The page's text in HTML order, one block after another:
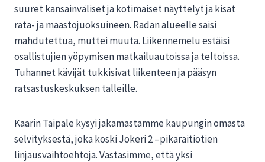
suuret kansainväliset ja kotimaiset näyttelyt ja kisat
rata- ja maastojuoksuineen. Radan alueelle saisi
mahdutettua, muttei muuta. Liikennemelu estäisi
osallistujien yöpymisen matkailuautoissa ja teltoissa.
Tuhannet kävijät tukkisivat liikenteen ja pääsyn
ratsastuskeskuksen talleille.
Kaarin Taipale kysyi jakamastamme kaupungin omasta
selvityksestä, joka koski Jokeri 2 –pikaraitiotien
linjausvaihtoehtoja. Vastasimme, että yksi